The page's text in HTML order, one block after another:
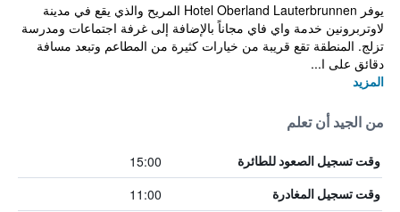
يوفر Hotel Oberland Lauterbrunnen المريح والذي يقع في مدينة
لاوتربرونين خدمة واي فاي مجاناً بالإضافة إلى غرفة اجتماعات ومدرسة
تزلج. المنطقة تقع قريبة من خيارات كثيرة من المطاعم وتبعد مسافة
دقائق على ا...
المزيد
من الجيد أن تعلم
وقت تسجيل الصعود للطائرة 15:00
وقت تسجيل المغادرة 11:00